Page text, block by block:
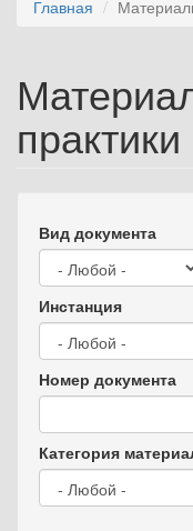
Главная
практики
Вид документа
Инстанция
Номер документа
Категория